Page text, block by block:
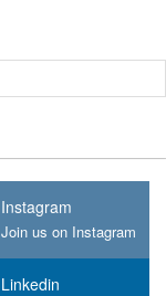
Instagram
Join us on Instagram
Linkedin